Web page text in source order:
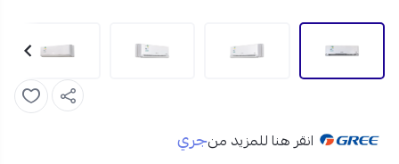
انقر هنا للمزيد منجري